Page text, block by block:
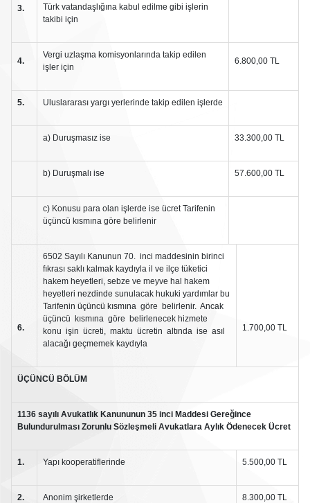
3.
Türk vatandaşlığına kabul edilme gibi işlerin
takibi için
4.
Vergi uzlaşma komisyonlarında takip edilen
işler için
6.800,00 TL
5. Uluslararası yargı yerlerinde takip edilen işlerde
a) Duruşmasız ise 33.300,00 TL
b) Duruşmalı ise 57.600,00 TL
c) Konusu para olan işlerde ise ücret Tarifenin
üçüncü kısmına göre belirlenir
6.
6502 Sayılı Kanunun 70. inci maddesinin birinci
fıkrası saklı kalmak kaydıyla il ve ilçe tüketici
hakem heyetleri, sebze ve meyve hal hakem
heyetleri nezdinde sunulacak hukuki yardımlar bu
Tarifenin üçüncü kısmına göre belirlenir. Ancak
üçüncü kısmına göre belirlenecek hizmete
konu işin ücreti, maktu ücretin altında ise asıl
alacağı geçmemek kaydıyla
1.700,00 TL
ÜÇÜNCÜ BÖLÜM
1136 sayılı Avukatlık Kanununun 35 inci Maddesi Gereğince
Bulundurulması Zorunlu Sözleşmeli Avukatlara Aylık Ödenecek Ücret
1. Yapı kooperatiflerinde 5.500,00 TL
2. Anonim şirketlerde 8.300,00 TL